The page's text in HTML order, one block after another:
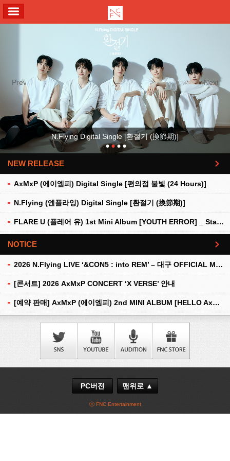
Previous Next
N.Flying Digital Single [환절기 (換節期)]
NEW RELEASE
AxMxP (에이엠피) Digital Single [편의점 불빛 (24 Hours)]
N.Flying (엔플라잉) Digital Single [환절기 (換節期)]
FLARE U (플레어 유) 1st Mini Album [YOUTH ERROR] _ Stationery Kit Ver.
더보기
NOTICE
2026 N.Flying LIVE ‘&CON5 : into REM’ – 대구 OFFICIAL MD 현장 판매 안내
[콘서트] 2026 AxMxP CONCERT ‘X VERSE’ 안내
[예약 판매] AxMxP (에이엠피) 2nd MINI ALBUM [HELLO AxMxP] 예약 판매 안내
더보기
PC버전 맨위로 ▲
ⓒ FNC Entertainment